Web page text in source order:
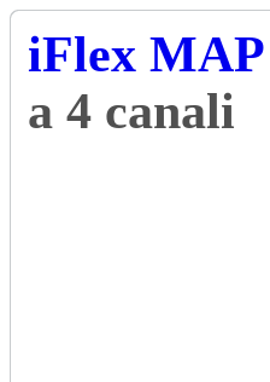
iFlex
a 4 canali